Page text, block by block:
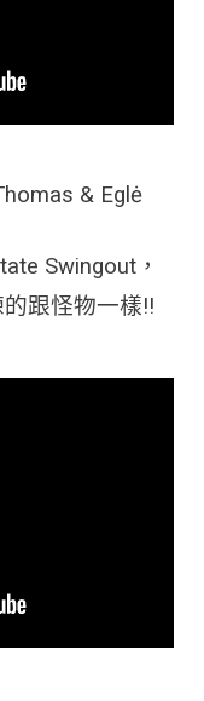
& Eglė
Swingout，
跟怪物一樣!!